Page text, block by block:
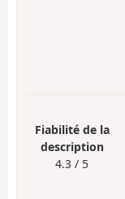
Fiabilité de la
description
4.3 / 5